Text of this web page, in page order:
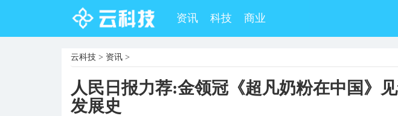
资讯 科技 商业
云科技 > 资讯 >
人民日报力荐:金领冠《超凡奶粉在中国》
发展史